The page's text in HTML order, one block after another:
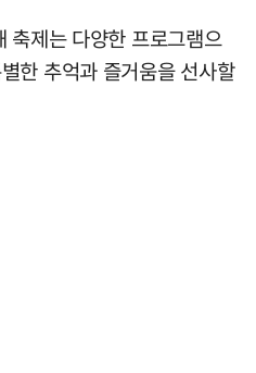
축제는 다양한 프로그램으
한 추억과 즐거움을 선사할